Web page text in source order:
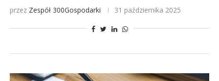
przez Zespół 300Gospodarki 31 października 2025